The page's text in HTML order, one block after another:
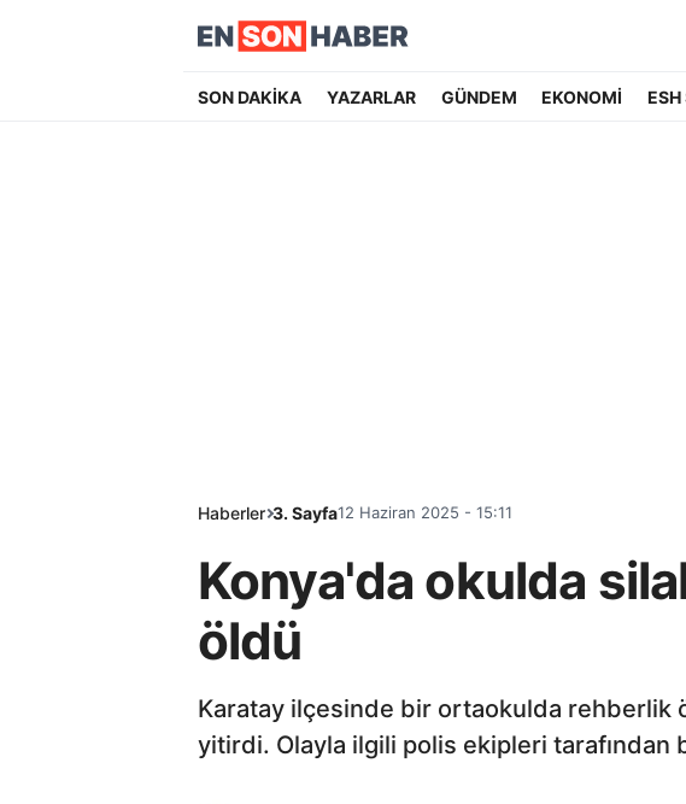
SON DAKİKA YAZARLAR GÜNDEM EKONOMİ ESH
Haberler 3. Sayfa12 Haziran 2025 - 15:11
Konya'da okulda
öldü
Karatay ilçesinde bir ortaokulda rehberlik
yitirdi. Olayla ilgili polis ekipleri tarafından